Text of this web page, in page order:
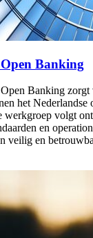
Banking
Banking zorgt
het Nederlandse
werkgroep volgt
en
veilig en